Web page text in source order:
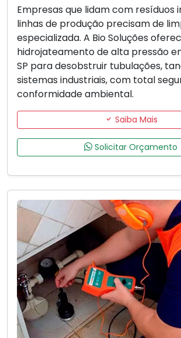
Empresas que lidam com resíduos
linhas de produção precisam de
especializada. A Bio Soluções
hidrojateamento de alta pressão
SP para desobstruir tubulações,
sistemas industriais, com total
conformidade ambiental.
Saiba Mais
Solicitar Orçamento